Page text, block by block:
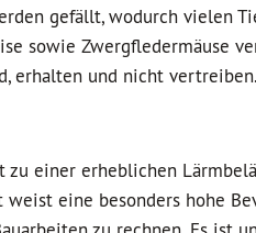
gefällt, wodurch vielen
sowie
erhalten und nicht vertreiben.
zu einer erheblichen
weist eine besonders hohe